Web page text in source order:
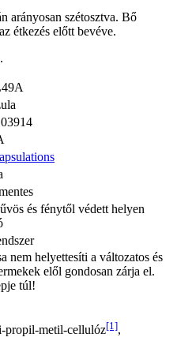
arányosan szétosztva. Bő
étkezés előtt bevéve.
és fénytől védett helyen
nem helyettesíti a változatos és
elől gondosan zárja el.
túl!
propil-metil-cellulóz[1],